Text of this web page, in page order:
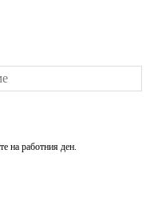
на работния ден.